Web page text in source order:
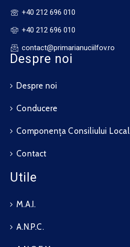
+40 212 696 010
+40 212 696 010
contact@primarianuciilfov.ro
Despre noi
Despre noi
Conducere
Componența Consiliului Local
Contact
Utile
M.A.I.
A.N.P.C.